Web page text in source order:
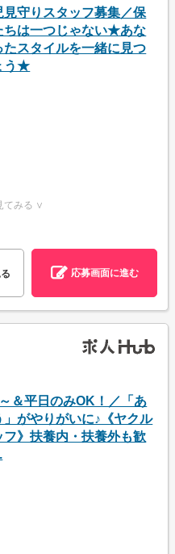
見守りスタッフ募集／保
ちは一つじゃない★あな
たスタイルを一緒に見つ
う★
てみる ∨
応募画面に進む
＆平日のみOK！／「あ
」がやりがいに♪《ヤクル
フ》扶養内・扶養外も歓